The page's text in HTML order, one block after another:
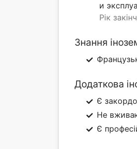
и
Рік
Знання
Додаткова
Є
Не
Є